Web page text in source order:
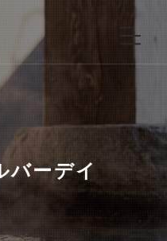
バーデイ